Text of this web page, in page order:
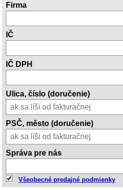
Firma
IČ
IČ DPH
Ulica, číslo (doručenie)
PSČ, město (doručenie)
Správa pre nás
Všeobecné predajné podmienky